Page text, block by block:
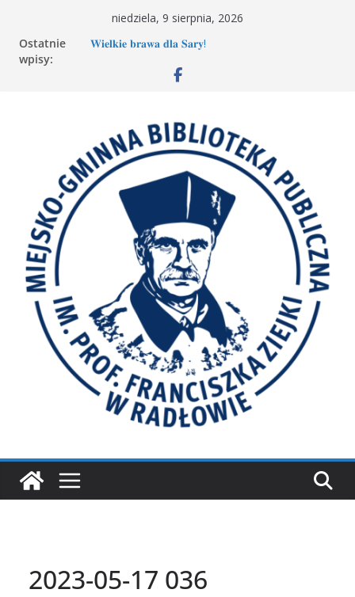
treści
niedziela, 9 sierpnia, 2026
Ostatnie
wpisy:
𝐖𝐢𝐞𝐥𝐤𝐢𝐞 𝐛𝐫𝐚𝐰𝐚 𝐝𝐥𝐚 𝐒𝐚𝐫𝐲!
„Wyścig marzeń” na spotkaniu MDKK
Spotkanie Młodzieżowego Dyskusyjnego Klubu
Książki
2023-05-17 036